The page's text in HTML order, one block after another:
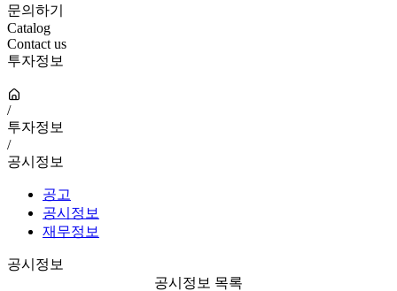
문의하기
Catalog
Contact us
투자정보
/
투자정보
/
공시정보
공고
공시정보
재무정보
공시정보
공시정보 목록